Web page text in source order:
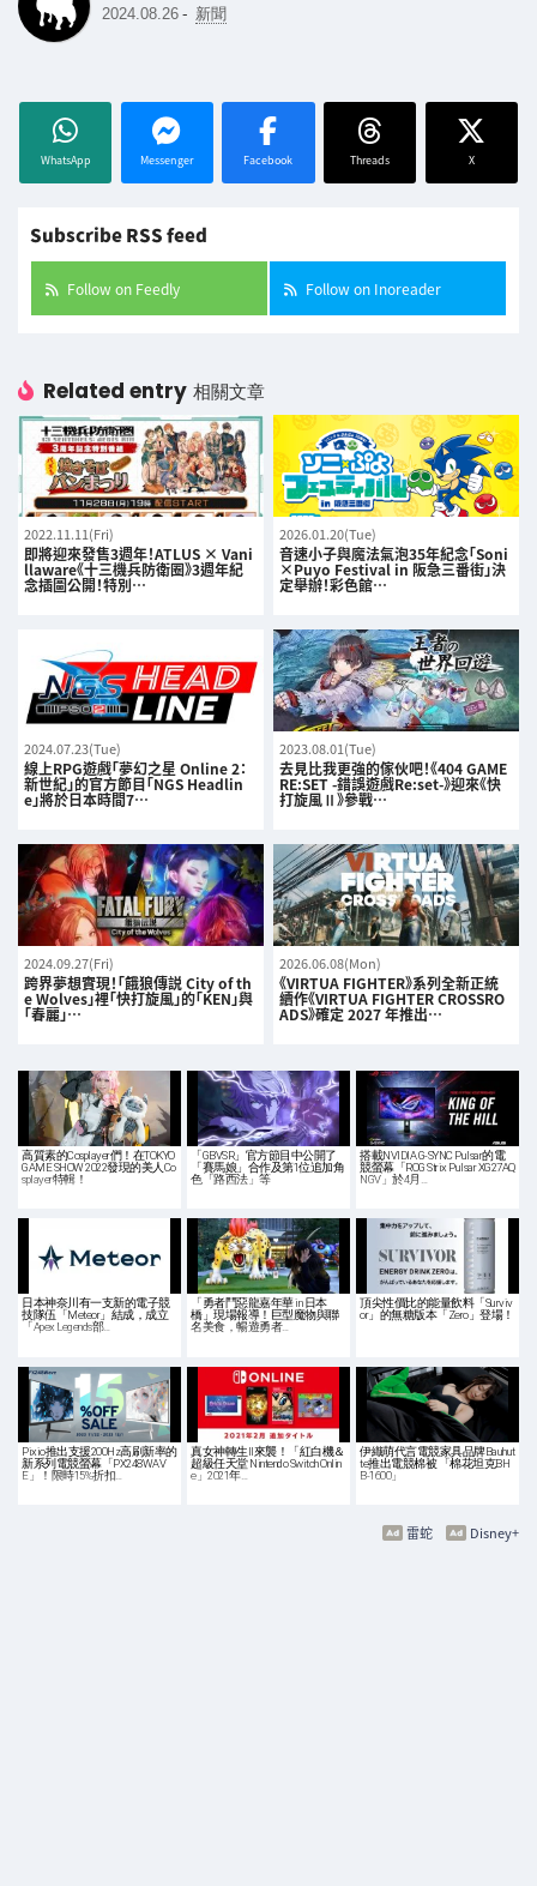
2024.08.26 - 新聞
WhatsApp Messenger Facebook Threads X
Subscribe RSS feed
Follow on Feedly Follow on Inoreader
Related entry 相關文章
2022.11.11(Fri)
即將迎來發售3週年！ATLUS × Vani
llaware《十三機兵防衛圈》3週年紀
念插圖公開！特別…
2026.01.20(Tue)
音速小子與魔法氣泡35年紀念「Soni
×Puyo Festival in 阪急三番街」決
定舉辦！彩色館…
2024.07.23(Tue)
線上RPG遊戲「夢幻之星 Online 2：
新世紀」的官方節目「NGS Headlin
e」將於日本時間7…
2023.08.01(Tue)
去見比我更強的傢伙吧！《404 GAME
RE:SET -錯誤遊戲Re:set-》迎來《快
打旋風Ⅱ》參戰…
2024.09.27(Fri)
跨界夢想實現！「餓狼傳説 City of th
e Wolves」裡「快打旋風」的「KEN」與
「春麗」…
2026.06.08(Mon)
《VIRTUA FIGHTER》系列全新正統
續作《VIRTUA FIGHTER CROSSRO
ADS》確定 2027 年推出…
高質素的Cosplayer們！在TOKYO
GAME SHOW 2022發現的美人Co
splayer特輯！
「GBVSR」官方節目中公開了
「賽馬娘」合作及第1位追加角
色「路西法」等
搭載NVIDIA G-SYNC Pulsar的電
競螢幕「ROG Strix Pulsar XG27AQ
NGV」於4月…
日本神奈川有一支新的電子競
技隊伍「Meteor」結成，成立
「Apex Legends部…
「勇者鬥惡龍嘉年華 in 日本
橋」現場報導！巨型魔物與聯
名美食，暢遊勇者…
頂尖性價比的能量飲料「Surviv
or」的無糖版本「Zero」登場！
Pixio推出支援200Hz高刷新率的
新系列電競螢幕「PX248WAV
E」！限時15%折扣…
真女神轉生II來襲！「紅白機＆
超級任天堂 Nintendo Switch Onlin
e」2021年…
伊織萌代言電競家具品牌Bauhut
te推出電競棉被 「棉花坦克BH
B-1600」
Disney+
雷蛇